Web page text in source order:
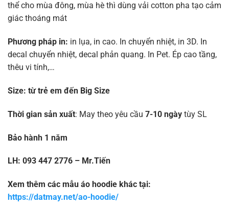
thể cho mùa đông, mùa hè thì dùng vải cotton pha tạo cảm
giác thoáng mát
Phương pháp in: in lụa, in cao. In chuyển nhiệt, in 3D. In
decal chuyển nhiệt, decal phản quang. In Pet. Ép cao tầng,
thêu vi tính,…
Size: từ trẻ em đến Big Size
Thời gian sản xuất: May theo yêu cầu 7-10 ngàytùy SL
Bảo hành 1 năm
LH: 093 447 2776 – Mr.Tiến
Xem thêm các mẫu áo hoodie khác tại:
https://datmay.net/ao-hoodie/